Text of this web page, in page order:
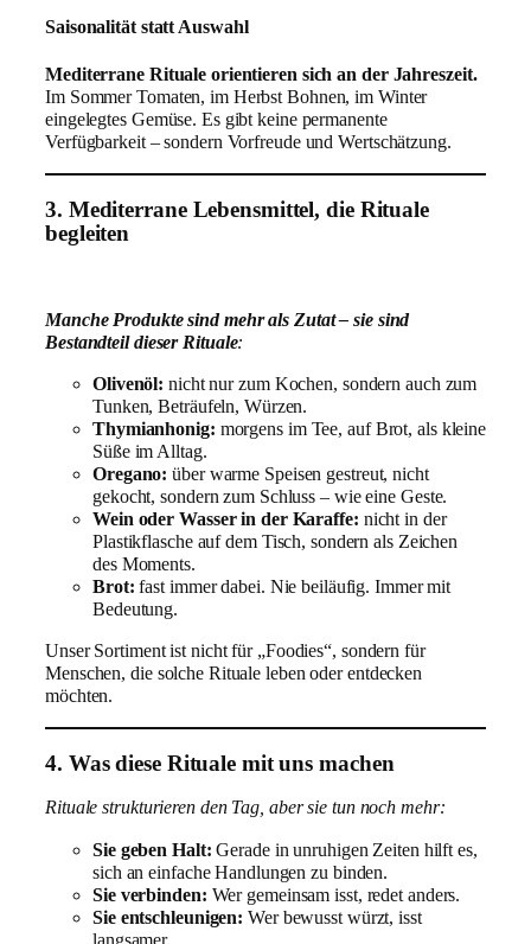
Saisonalität statt Auswahl
Mediterrane Rituale orientieren sich an der Jahreszeit.
Im Sommer Tomaten, im Herbst Bohnen, im Winter
eingelegtes Gemüse. Es gibt keine permanente
Verfügbarkeit – sondern Vorfreude und Wertschätzung.
3. Mediterrane Lebensmittel, die Rituale
begleiten
Manche Produkte sind mehr als Zutat – sie sind
Bestandteil dieser Rituale:
Olivenöl: nicht nur zum Kochen, sondern auch zum
Tunken, Beträufeln, Würzen.
Thymianhonig: morgens im Tee, auf Brot, als kleine
Süße im Alltag.
Oregano: über warme Speisen gestreut, nicht
gekocht, sondern zum Schluss – wie eine Geste.
Wein oder Wasser in der Karaffe: nicht in der
Plastikflasche auf dem Tisch, sondern als Zeichen
des Moments.
Brot: fast immer dabei. Nie beiläufig. Immer mit
Bedeutung.
Unser Sortiment ist nicht für „Foodies“, sondern für
Menschen, die solche Rituale leben oder entdecken
möchten.
4. Was diese Rituale mit uns machen
Rituale strukturieren den Tag, aber sie tun noch mehr:
Sie geben Halt: Gerade in unruhigen Zeiten hilft es,
sich an einfache Handlungen zu binden.
Sie verbinden: Wer gemeinsam isst, redet anders.
Sie entschleunigen: Wer bewusst würzt, isst